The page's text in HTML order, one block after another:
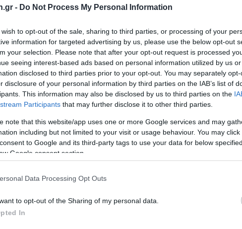
- Do Not Process My Personal Information
wish to opt-out of the sale, sharing to third parties, or processing of your
information for targeted advertising by us, please use the below opt-out
your selection. Please note that after your opt-out request is processed
seeing interest-based ads based on personal information utilized by us
disclosed to third parties prior to your opt-out. You may separately
disclosure of your personal information by third parties on the IAB’s list of
This information may also be disclosed by us to third parties on the
Participants that may further disclose it to other third parties.
note that this website/app uses one or more Google services and may
including but not limited to your visit or usage behaviour. You may
to Google and its third-party tags to use your data for below
Google consent section.
Data Processing Opt Outs
to opt-out of the Sharing of my personal data.
In
τηλεφωνική κλήση που δημιουργήθηκε με
Δημοκρατικούς ψηφοφόρους στο Νιου Χάμσαϊρ